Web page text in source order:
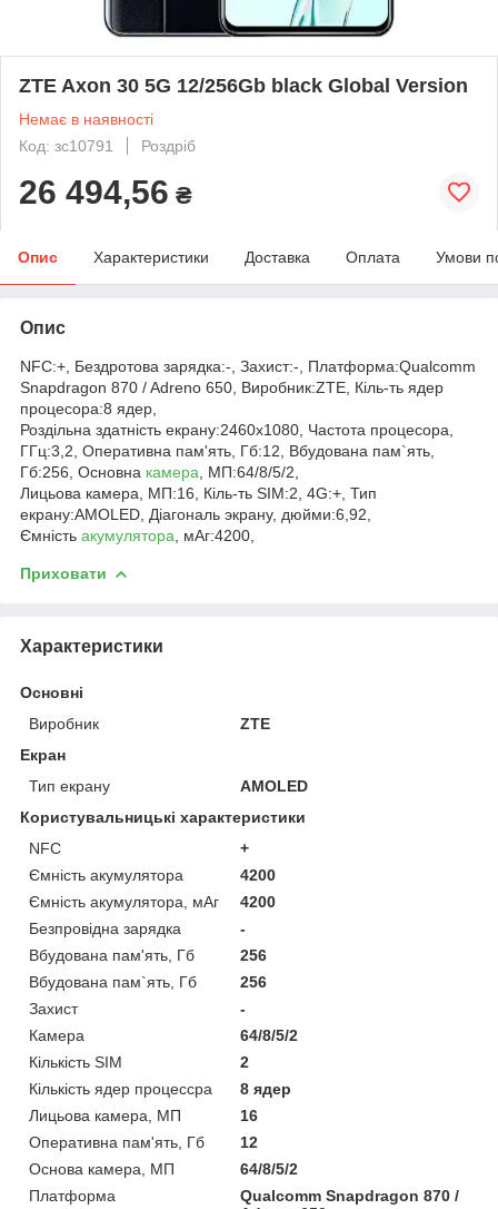
ZTE Axon 30 5G 12/256Gb black Global Version
Немає в наявності
Код: зс10791
Роздріб
26 494,56 ₴
Опис Характеристики Доставка Оплата Умови
Опис
NFC:+, Бездротова зарядка:-, Захист:-, Платформа:Qualcomm
Snapdragon 870 / Adreno 650, Виробник:ZTE, Кіль-ть ядер
процесора:8 ядер,
Роздільна здатність екрану:2460x1080, Частота процесора,
ГГц:3,2, Оперативна пам'ять, Гб:12, Вбудована пам`ять,
Гб:256, Основна камера , МП:64/8/5/2,
Лицьова камера, МП:16, Кіль-ть SIM:2, 4G:+, Тип
екрану:AMOLED, Діагональ экрану, дюйми:6,92,
Ємність акумулятора , мАг:4200,
Приховати
Характеристики
Основні
Виробник
ZTE
Екран
Тип екрану
AMOLED
Користувальницькі характеристики
NFC
+
Ємність акумулятора
4200
Ємність акумулятора, мАг
4200
Безпровідна зарядка
-
Вбудована пам'ять, Гб
256
Вбудована пам`ять, Гб
256
Захист
-
Камера
64/8/5/2
Кількість SIM
2
Кількість ядер процессра
8 ядер
Лицьова камера, МП
16
Оперативна пам'ять, Гб
12
Основа камера, МП
64/8/5/2
Платформа
Qualcomm Snapdragon 870 /